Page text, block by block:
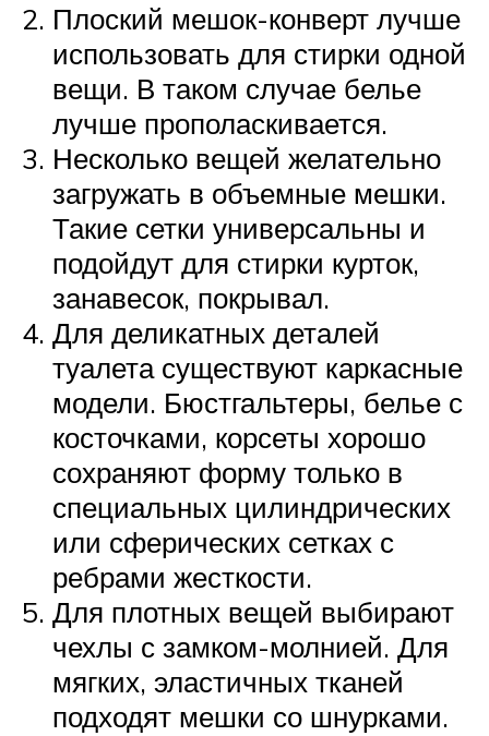
Плоский мешок-конверт лучше
использовать для стирки одной
вещи. В таком случае белье
лучше прополаскивается.
Несколько вещей желательно
загружать в объемные мешки.
Такие сетки универсальны и
подойдут для стирки курток,
занавесок, покрывал.
Для деликатных деталей
туалета существуют каркасные
модели. Бюстгальтеры, белье с
косточками, корсеты хорошо
сохраняют форму только в
специальных цилиндрических
или сферических сетках с
ребрами жесткости.
Для плотных вещей выбирают
чехлы с замком-молнией. Для
мягких, эластичных тканей
подходят мешки со шнурками.